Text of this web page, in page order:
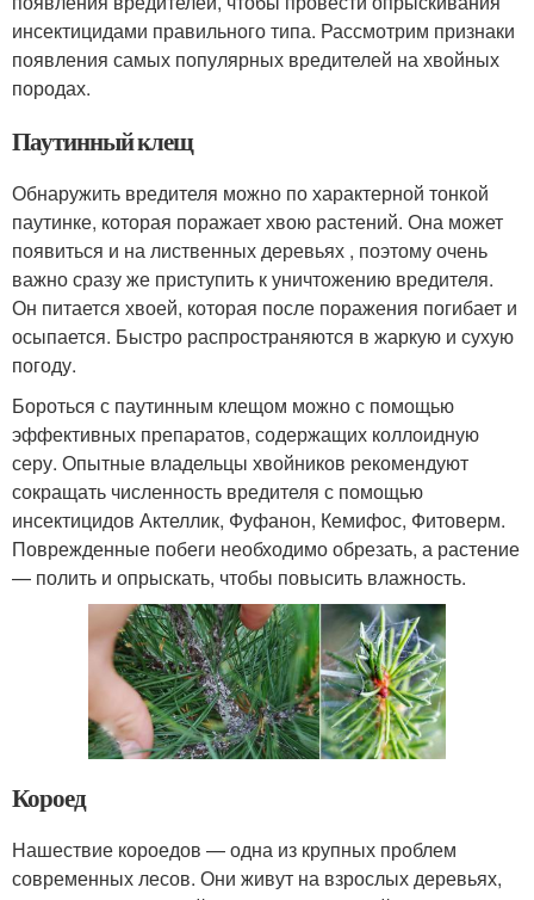
инсектицидами правильного типа. Рассмотрим признаки
появления самых популярных вредителей на хвойных
породах.
Паутинный клещ
Обнаружить вредителя можно по характерной тонкой
паутинке, которая поражает хвою растений. Она может
появиться и на лиственных деревьях , поэтому очень
важно сразу же приступить к уничтожению вредителя.
Он питается хвоей, которая после поражения погибает и
осыпается. Быстро распространяются в жаркую и сухую
погоду.
Бороться с паутинным клещом можно с помощью
эффективных препаратов, содержащих коллоидную
серу. Опытные владельцы хвойников рекомендуют
сокращать численность вредителя с помощью
инсектицидов Актеллик, Фуфанон, Кемифос, Фитоверм.
Поврежденные побеги необходимо обрезать, а растение
— полить и опрыскать, чтобы повысить влажность.
Короед
Нашествие короедов — одна из крупных проблем
современных лесов. Они живут на взрослых деревьях,